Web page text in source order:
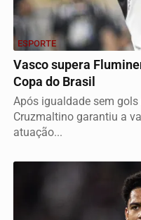
ESPORTE
Vasco supera
Copa do Brasil
Após igualdade sem
Cruzmaltino garantiu a
atuação...